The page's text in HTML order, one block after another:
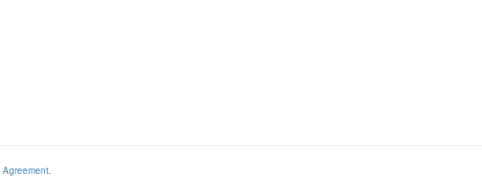
Agreement.